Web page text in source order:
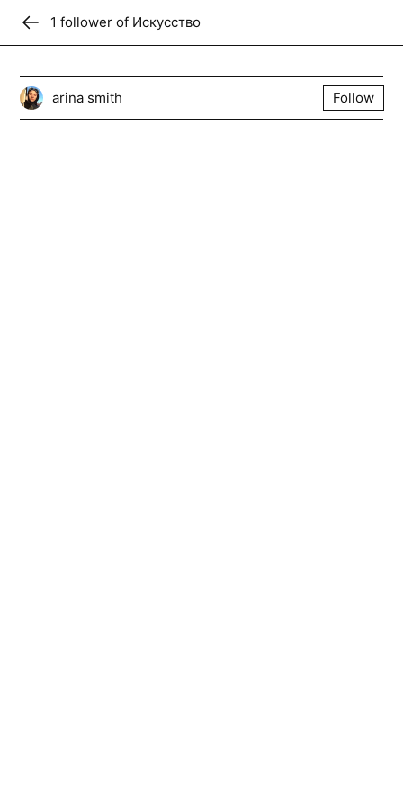
Donate
Искусство
Follow
1 follower of Искусство
arina smith Follow